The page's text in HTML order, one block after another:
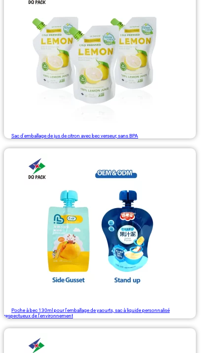
Sac d'emballage de jus de citron avec bec verseur, sans BPA
Poche à bec 130ml pour l'emballage de yaourts, sac à liquide personnalisé
respectueux de l'environnement